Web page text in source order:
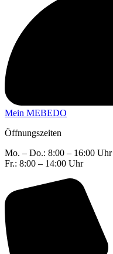
Mein MEBEDO
Öffnungszeiten
Mo. – Do.: 8:00 – 16:00 Uhr
Fr.: 8:00 – 14:00 Uhr